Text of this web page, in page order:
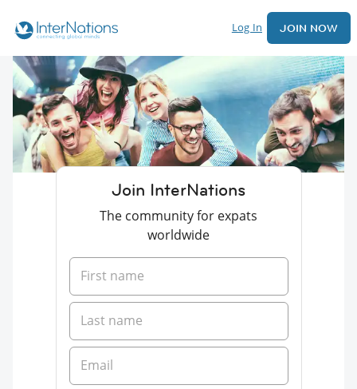
Log In JOIN NOW
Join InterNations
The community for expats
worldwide